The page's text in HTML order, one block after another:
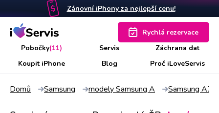
Zánovní iPhony za nejlepší cenu!
Pobočky(11) Servis
Záchrana dat
Koupit iPhone
Blog Proč iLoveServis
Rychlá rezervace
Domů Samsung modely Samsung A Samsung A7